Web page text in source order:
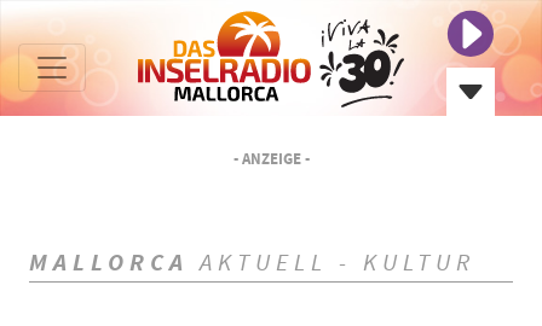
- ANZEIGE -
MALLORCA AKTUELL - KULTUR